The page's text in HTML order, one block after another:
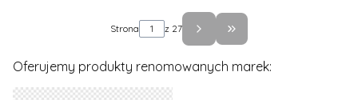
Strona z 27 Przejdź do ostatniej
Oferujemy produkty renomowanych marek: